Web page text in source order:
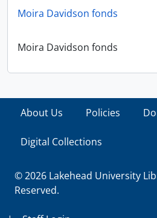
Moira Davidson fonds
Moira Davidson fonds
About Us Policies
Digital Collections
© 2026 Lakehead University
Reserved.